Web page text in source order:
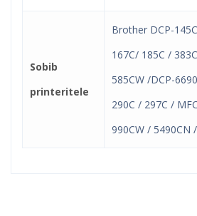
Sobib
printeritele
Brother DCP-
167C/ 185C /
585CW /DCP-
290C / 297C /
990CW / 5490CN